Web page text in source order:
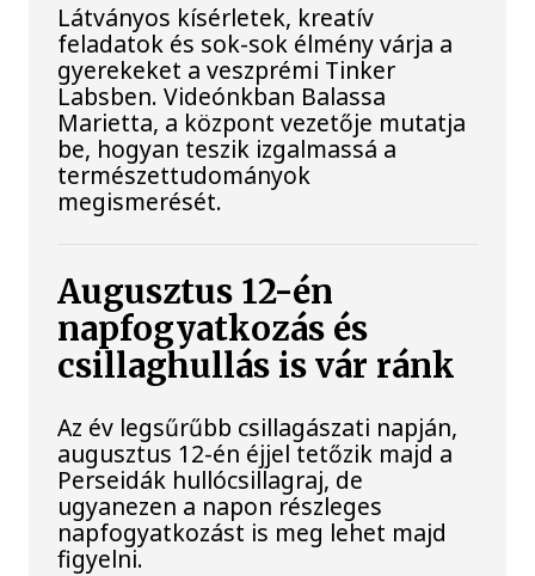
Látványos kísérletek, kreatív
feladatok és sok-sok élmény várja a
gyerekeket a veszprémi Tinker
Labsben. Videónkban Balassa
Marietta, a központ vezetője mutatja
be, hogyan teszik izgalmassá a
természettudományok
megismerését.
Augusztus 12-én
napfogyatkozás és
csillaghullás is vár ránk
Az év legsűrűbb csillagászati napján,
augusztus 12-én éjjel tetőzik majd a
Perseidák hullócsillagraj, de
ugyanezen a napon részleges
napfogyatkozást is meg lehet majd
figyelni.